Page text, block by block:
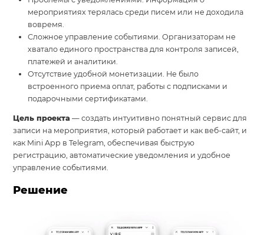
мероприятиях терялась среди писем или не доходила
вовремя.
Сложное управление событиями. Организаторам не
хватало единого пространства для контроля записей,
платежей и аналитики.
Отсутствие удобной монетизации. Не было
встроенного приема оплат, работы с подписками и
подарочными сертификатами.
Цель проекта — создать интуитивно понятный сервис для
записи на мероприятия, который работает и как веб-сайт, и
как Mini App в Telegram, обеспечивая быструю
регистрацию, автоматические уведомления и удобное
управление событиями.
Решение